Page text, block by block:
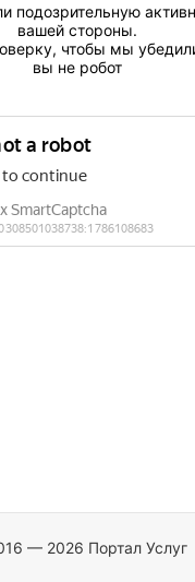
подозрительную
вашей стороны.
чтобы мы
вы не робот
— 2026 Портал Услуг